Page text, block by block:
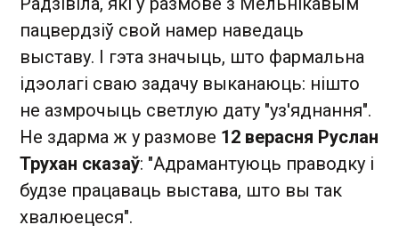
пацвердзіў свой намер наведаць
выставу. І гэта значыць, што фармальна
ідэолагі сваю задачу выканаюць: нішто
не азмрочыць светлую дату "уз'яднання".
Не здарма ж у размове 12 верасня Руслан
Трухан сказаў: "Адрамантуюць праводку і
будзе працаваць выстава, што вы так
хвалюецеся".